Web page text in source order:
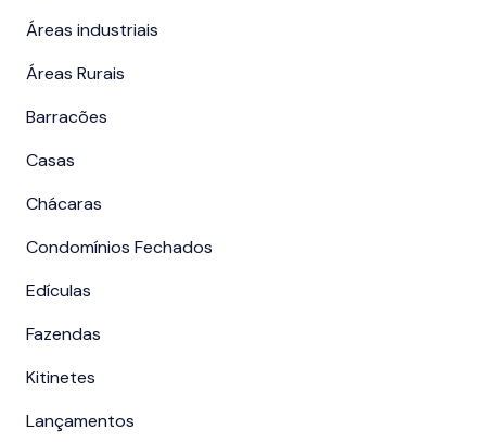
Áreas industriais
Áreas Rurais
Barracões
Casas
Chácaras
Condomínios Fechados
Edículas
Fazendas
Kitinetes
Lançamentos